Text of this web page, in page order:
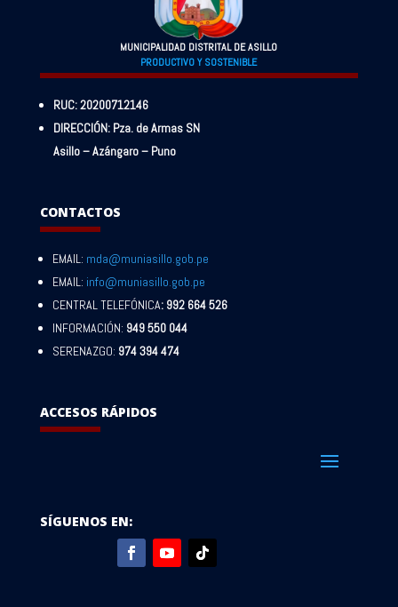
MUNICIPALIDAD DISTRITAL DE ASILLO
PRODUCTIVO Y SOSTENIBLE
RUC: 20200712146
DIRECCIÓN: Pza. de Armas SN
Asillo – Azángaro – Puno
CONTACTOS
EMAIL: mda@muniasillo.gob.pe
EMAIL: info@muniasillo.gob.pe
CENTRAL TELEFÓNICA: 992 664 526
INFORMACIÓN: 949 550 044
SERENAZGO: 974 394 474
ACCESOS RÁPIDOS
SÍGUENOS EN: